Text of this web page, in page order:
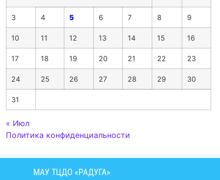
3 4 5 6 7 8 9
10 11 12 13 14 15 16
17 18 19 20 21 22 23
24 25 26 27 28 29 30
31
« Июл
Политика конфиденциальности
МАУ ТЦДО «РАДУГА»